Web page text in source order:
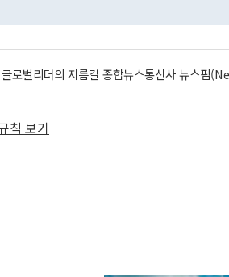
로벌리더의 지름길 종합뉴스통신사 뉴스핌
칙 보기